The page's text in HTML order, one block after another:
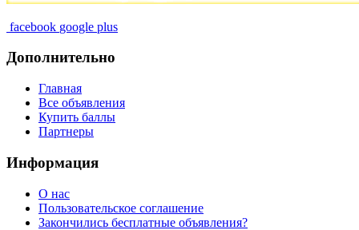
facebook google plus
Дополнительно
Главная
Все объявления
Купить баллы
Партнеры
Информация
О нас
Пользовательское соглашение
Закончились бесплатные объявления?